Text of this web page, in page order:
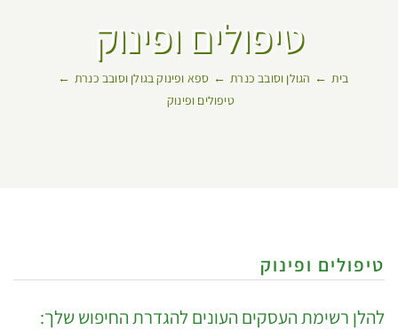
טיפולים ופינוק
בית הגולן וסובב כנרת
ספא ופינוק בגולן וסובב כנרת
טיפולים ופינוק
טיפולים ופינוק
להלן רשימת העסקים העונים להגדרת החיפוש שלך: